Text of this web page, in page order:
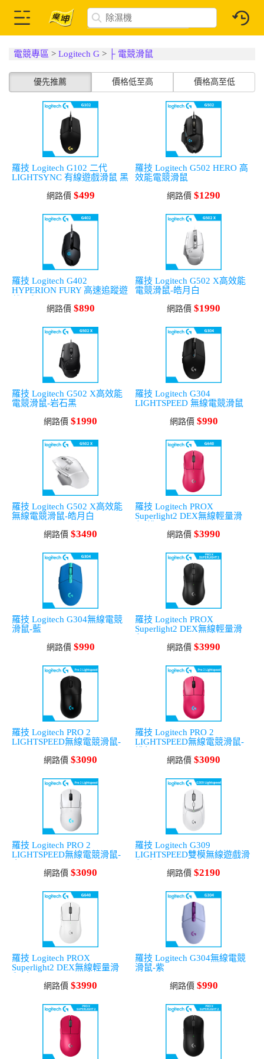
電競專區 >Logitech G > ├ 電競滑鼠
優先推薦 價格低至高 價格高至低
羅技 Logitech G102 二代
LIGHTSYNC 有線遊戲滑鼠 黑
網路價 $499
羅技 Logitech G502 HERO 高
效能電競滑鼠
網路價 $1290
羅技 Logitech G402
HYPERION FURY 高速追蹤遊
網路價 $890
羅技 Logitech G502 X高效能
電競滑鼠-皓月白
網路價 $1990
羅技 Logitech G502 X高效能
電競滑鼠-岩石黑
網路價 $1990
羅技 Logitech G304
LIGHTSPEED 無線電競滑鼠
網路價 $990
羅技 Logitech G502 X高效能
無線電競滑鼠-皓月白
網路價 $3490
羅技 Logitech PROX
Superlight2 DEX無線輕量滑
網路價 $3990
羅技 Logitech G304無線電競
滑鼠-藍
網路價 $990
羅技 Logitech PROX
Superlight2 DEX無線輕量滑
網路價 $3990
羅技 Logitech PRO 2
LIGHTSPEED無線電競滑鼠-
網路價 $3090
羅技 Logitech PRO 2
LIGHTSPEED無線電競滑鼠-
網路價 $3090
羅技 Logitech PRO 2
LIGHTSPEED無線電競滑鼠-
網路價 $3090
羅技 Logitech G309
LIGHTSPEED雙模無線遊戲滑
網路價 $2190
羅技 Logitech PROX
Superlight2 DEX無線輕量滑
網路價 $3990
羅技 Logitech G304無線電競
滑鼠-紫
網路價 $990